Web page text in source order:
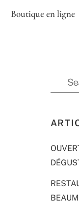
Boutique en ligne